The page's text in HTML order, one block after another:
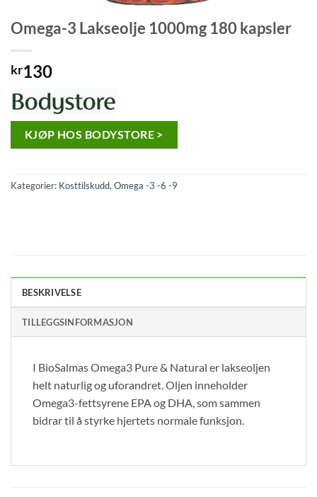
Omega-3 Lakseolje 1000mg 180 kapsler
kr130
KJØP HOS BODYSTORE >
Kategorier: Kosttilskudd,Omega -3 -6 -9
BESKRIVELSE
TILLEGGSINFORMASJON
I BioSalmas Omega3 Pure & Natural er lakseoljen
helt naturlig og uforandret. Oljen inneholder
Omega3-fettsyrene EPA og DHA, som sammen
bidrar til å styrke hjertets normale funksjon.